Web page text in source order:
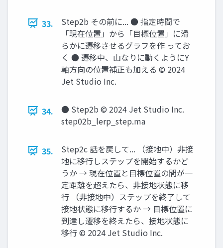
33.
Step2b その前に... ● 指定時間で
「現在位置」から「目標位置」に滑
らかに遷移させるグラフを作 ってお
く ● 遷移中、山なりに動くようにY
軸方向の位置補正も加える © 2024
Jet Studio Inc.
34.
● Step2b © 2024 Jet Studio Inc.
step02b_lerp_step.ma
35.
Step2c 話を戻して... （接地中）非接
地に移行しステップを開始するかど
うか → 現在位置と目標位置の間が一
定距離を超えたら、非接地状態に移
行 （非接地中）ステップを終了して
接地状態に移行するか → 目標位置に
到達し遷移を終えたら、接地状態に
移行 © 2024 Jet Studio Inc.